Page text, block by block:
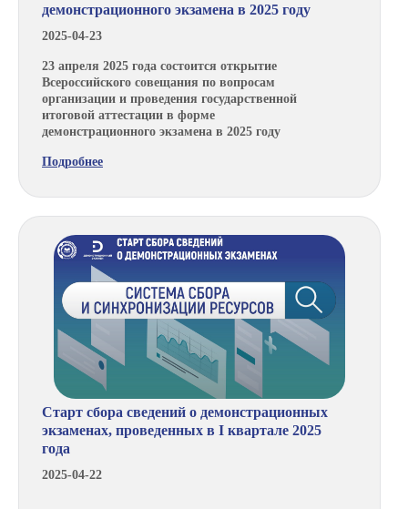
демонстрационного экзамена в 2025 году
2025-04-23
23 апреля 2025 года состоится открытие
Всероссийского совещания по вопросам
организации и проведения государственной
итоговой аттестации в форме
демонстрационного экзамена в 2025 году
Подробнее
Старт сбора сведений о демонстрационных
экзаменах, проведенных в I квартале 2025
года
2025-04-22